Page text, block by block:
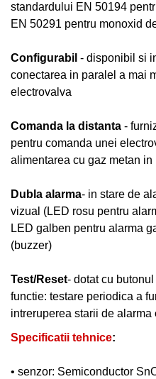
standardului EN 50194
EN 50291 pentru monoxid
Configurabil - disponibil si
conectarea in paralel a mai
electrovalva
Comanda la distanta -
pentru comanda unei
alimentarea cu gaz metan in
Dubla alarma- in stare de
vizual (LED rosu pentru
LED galben pentru alarma
(buzzer)
Test/Reset- dotat cu
functie: testare periodica a
intreruperea starii de
Specificatii tehnice:
• senzor: Semiconductor